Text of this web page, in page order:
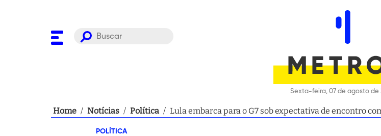
Sexta-feira, 07 de agosto de
Home / Notícias / Política / Lula embarca para o G7 sob expectativa de encontro
POLÍTICA